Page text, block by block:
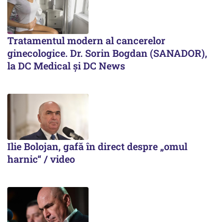
Tratamentul modern al cancerelor
ginecologice. Dr. Sorin Bogdan (SANADOR),
la DC Medical și DC News
Ilie Bolojan, gafă în direct despre „omul
harnic“ / video